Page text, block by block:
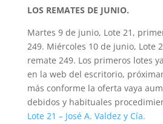
LOS REMATES DE JUNIO.
Martes 9 de junio, Lote 21,
249. Miércoles 10 de junio, Lote
remate 249. Los primeros lotes
en la web del escritorio,
más conforme la oferta vaya
debidos y habituales
Lote 21 – José A. Valdez y Cía.